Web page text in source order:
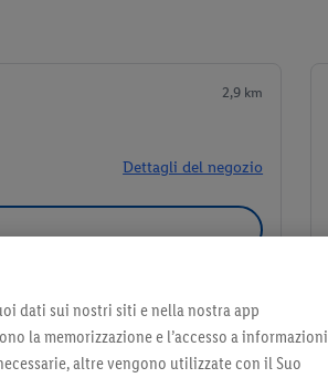
2,9 km
Dettagli del negozio
dati sui nostri siti e nella nostra app
la memorizzazione e l’accesso a informazioni
altre vengono utilizzate con il Suo